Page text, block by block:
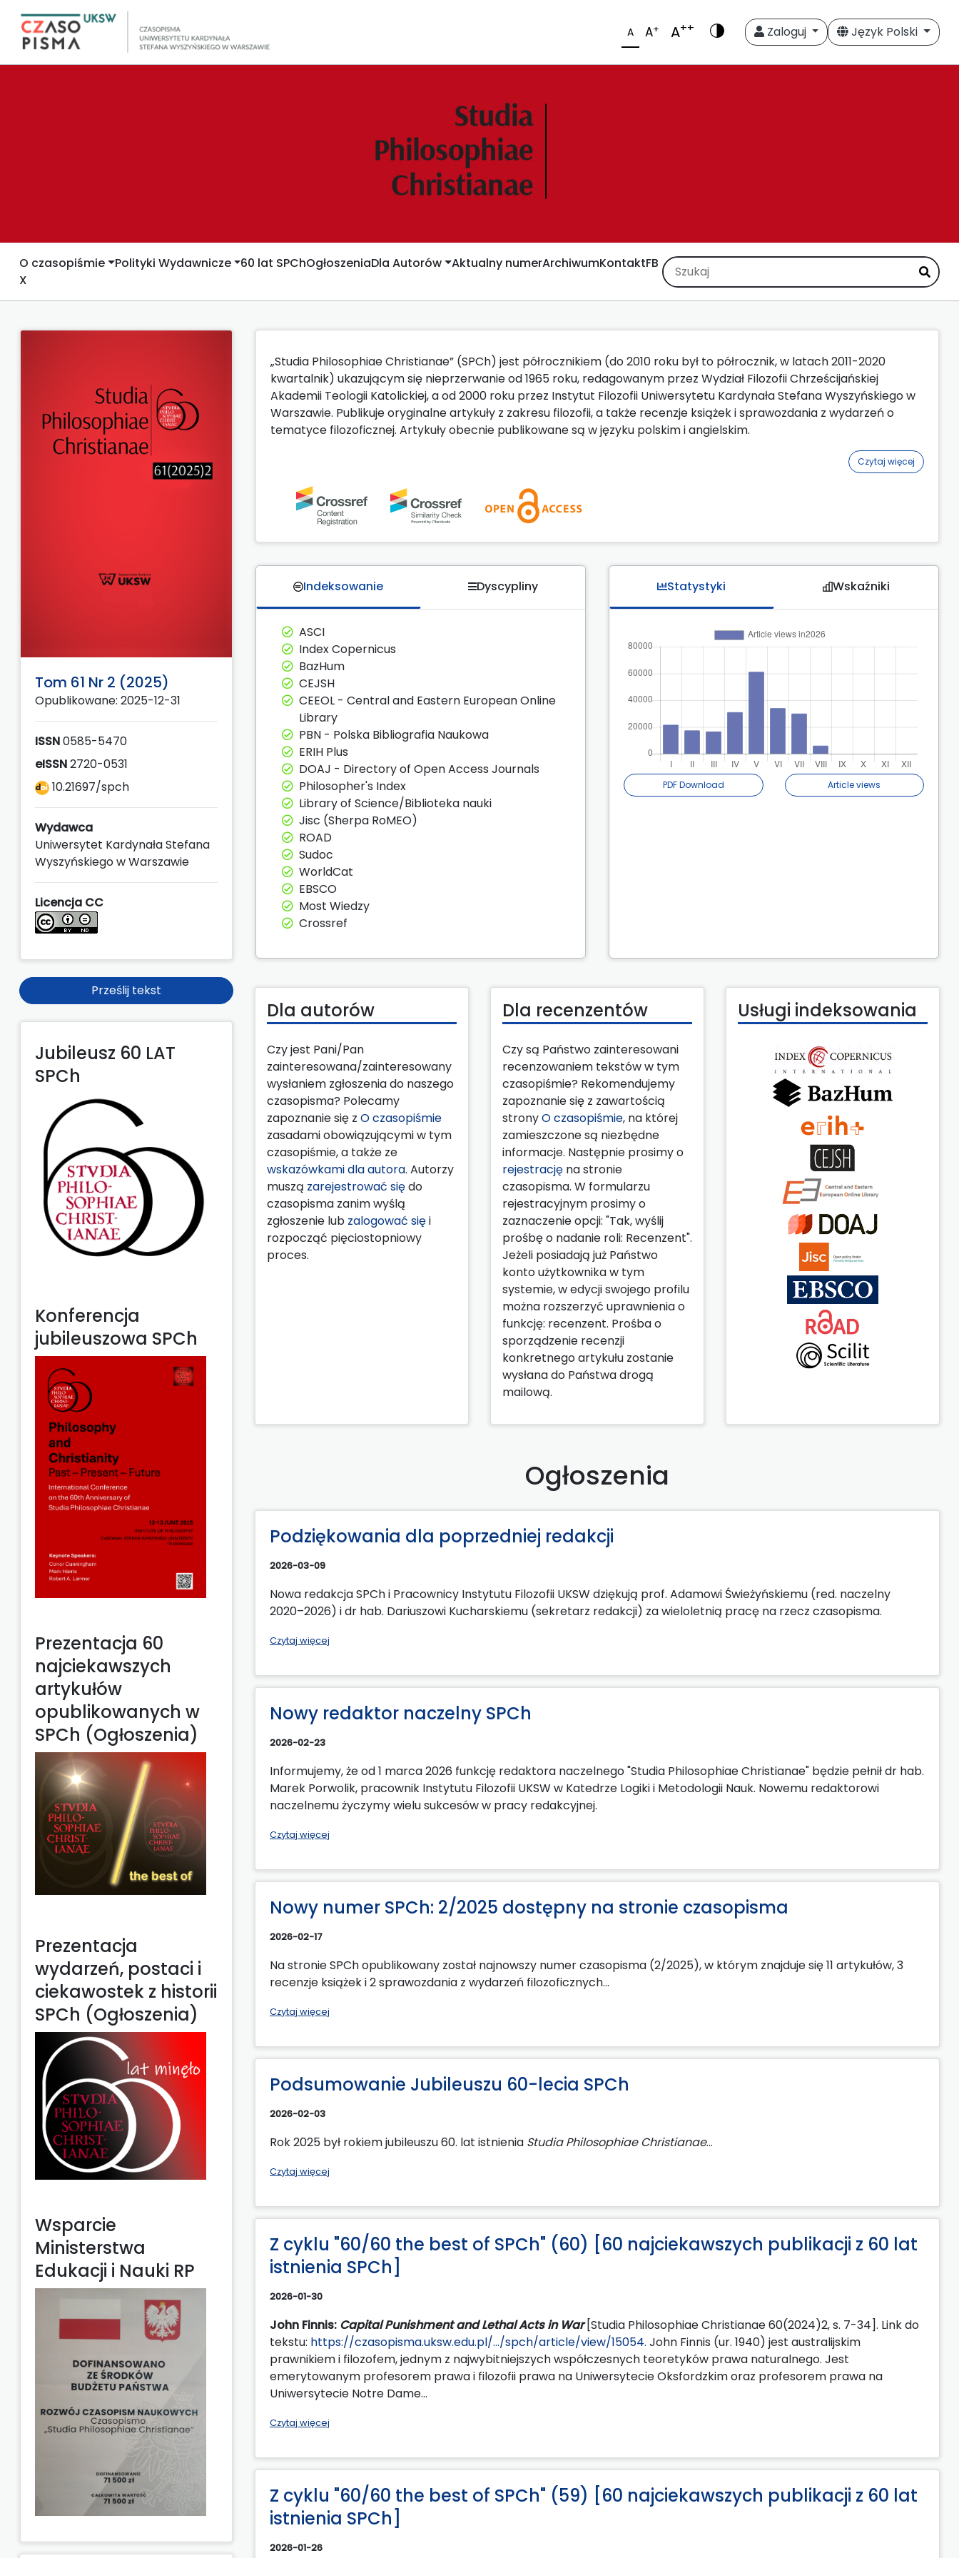
A A+ A++ Zaloguj Język Polski
O czasopiśmie Polityki Wydawnicze 60 lat SPChOgłoszeniaDla Autorów Aktualny numerArchiwumKontaktFB
X
Tom 61 Nr 2 (2025)
Opublikowane: 2025-12-31
ISSN0585-5470
eISSN2720-0531
10.21697/spch
Wydawca
Uniwersytet Kardynała Stefana
Wyszyńskiego w Warszawie
Licencja CC
Prześlij tekst
Jubileusz 60 LAT
SPCh
Konferencja
jubileuszowa SPCh
Prezentacja 60
najciekawszych
artykułów
opublikowanych w
SPCh (Ogłoszenia)
Prezentacja
wydarzeń, postaci i
ciekawostek z historii
SPCh (Ogłoszenia)
Wsparcie
Ministerstwa
Edukacji i Nauki RP
„Studia Philosophiae Christianae” (SPCh) jest półrocznikiem (do 2010 roku był to półrocznik, w latach 2011-2020
kwartalnik) ukazującym się nieprzerwanie od 1965 roku, redagowanym przez Wydział Filozofii Chrześcijańskiej
Akademii Teologii Katolickiej, a od 2000 roku przez Instytut Filozofii Uniwersytetu Kardynała Stefana Wyszyńskiego w
Warszawie. Publikuje oryginalne artykuły z zakresu filozofii, a także recenzje książek i sprawozdania z wydarzeń o
tematyce filozoficznej. Artykuły obecnie publikowane są w języku polskim i angielskim.
Czytaj więcej
Indeksowanie Dyscypliny
ASCI
Index Copernicus
BazHum
CEJSH
CEEOL - Central and Eastern European Online
Library
PBN - Polska Bibliografia Naukowa
ERIH Plus
DOAJ - Directory of Open Access Journals
Philosopher's Index
Library of Science/Biblioteka nauki
Jisc (Sherpa RoMEO)
ROAD
Sudoc
WorldCat
EBSCO
Most Wiedzy
Crossref
Statystyki Wskaźniki
PDF Download Article views
Dla autorów
Czy jest Pani/Pan
zainteresowana/zainteresowany
wysłaniem zgłoszenia do naszego
czasopisma? Polecamy
zapoznanie się z O czasopiśmie
zasadami obowiązującymi w tym
czasopiśmie, a także ze
wskazówkami dla autora. Autorzy
muszą zarejestrować siędo
czasopisma zanim wyślą
zgłoszenie lub zalogować sięi
rozpocząć pięciostopniowy
proces.
Dla recenzentów
Czy są Państwo zainteresowani
recenzowaniem tekstów w tym
czasopiśmie? Rekomendujemy
zapoznanie się z zawartością
stronyO czasopiśmie, na której
zamieszczone są niezbędne
informacje. Następnie prosimy o
rejestrację na stronie
czasopisma. W formularzu
rejestracyjnym prosimy o
zaznaczenie opcji: "Tak, wyślij
prośbę o nadanie roli: Recenzent".
Jeżeli posiadają już Państwo
konto użytkownika w tym
systemie, w edycji swojego profilu
można rozszerzyć uprawnienia o
funkcję: recenzent. Prośba o
sporządzenie recenzji
konkretnego artykułu zostanie
wysłana do Państwa drogą
mailową.
Usługi indeksowania
Ogłoszenia
Podziękowania dla poprzedniej redakcji
2026-03-09
Nowa redakcja SPCh i Pracownicy Instytutu Filozofii UKSW dziękują prof. Adamowi Świeżyńskiemu (red. naczelny
2020–2026) i dr hab. Dariuszowi Kucharskiemu (sekretarz redakcji) za wieloletnią pracę na rzecz czasopisma.
Czytaj więcej
Nowy redaktor naczelny SPCh
2026-02-23
Informujemy, że od 1 marca 2026 funkcję redaktora naczelnego "Studia Philosophiae Christianae" będzie pełnił dr hab.
Marek Porwolik, pracownik Instytutu Filozofii UKSW w Katedrze Logiki i Metodologii Nauk. Nowemu redaktorowi
naczelnemu życzymy wielu sukcesów w pracy redakcyjnej.
Czytaj więcej
Nowy numer SPCh: 2/2025 dostępny na stronie czasopisma
2026-02-17
Na stronie SPCh opublikowany został najnowszy numer czasopisma (2/2025), w którym znajduje się 11 artykułów, 3
recenzje książek i 2 sprawozdania z wydarzeń filozoficznych...
Czytaj więcej
Podsumowanie Jubileuszu 60-lecia SPCh
2026-02-03
Rok 2025 był rokiem jubileuszu 60. lat istnienia Studia Philosophiae Christianae...
Czytaj więcej
Z cyklu "60/60 the best of SPCh" (60) [60 najciekawszych publikacji z 60 lat
istnienia SPCh]
2026-01-30
John Finnis: Capital Punishment and Lethal Acts in War[Studia Philosophiae Christianae 60(2024)2, s. 7-34]. Link do
tekstu: https://czasopisma.uksw.edu.pl/.../spch/article/view/15054. John Finnis (ur. 1940) jest australijskim
prawnikiem i filozofem, jednym z najwybitniejszych współczesnych teoretyków prawa naturalnego. Jest
emerytowanym profesorem prawa i filozofii prawa na Uniwersytecie Oksfordzkim oraz profesorem prawa na
Uniwersytecie Notre Dame...
Czytaj więcej
Z cyklu "60/60 the best of SPCh" (59) [60 najciekawszych publikacji z 60 lat
istnienia SPCh]
2026-01-26